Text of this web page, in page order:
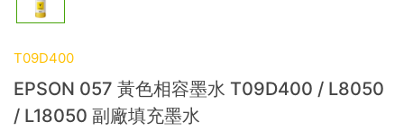
T09D400
EPSON 057 黃色相容墨水 T09D400 / L8050
/ L18050 副廠填充墨水